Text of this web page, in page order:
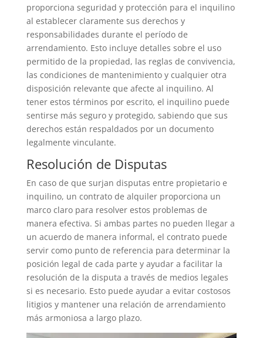
proporciona seguridad y protección para el inquilino
al establecer claramente sus derechos y
responsabilidades durante el período de
arrendamiento. Esto incluye detalles sobre el uso
permitido de la propiedad, las reglas de convivencia,
las condiciones de mantenimiento y cualquier otra
disposición relevante que afecte al inquilino. Al
tener estos términos por escrito, el inquilino puede
sentirse más seguro y protegido, sabiendo que sus
derechos están respaldados por un documento
legalmente vinculante.
Resolución de Disputas
En caso de que surjan disputas entre propietario e
inquilino, un contrato de alquiler proporciona un
marco claro para resolver estos problemas de
manera efectiva. Si ambas partes no pueden llegar a
un acuerdo de manera informal, el contrato puede
servir como punto de referencia para determinar la
posición legal de cada parte y ayudar a facilitar la
resolución de la disputa a través de medios legales
si es necesario. Esto puede ayudar a evitar costosos
litigios y mantener una relación de arrendamiento
más armoniosa a largo plazo.